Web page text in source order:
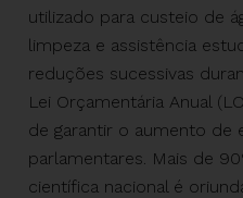
utilizado para custeio de
limpeza e assistência
reduções sucessivas
Lei Orçamentária Anual
de garantir o aumento de
parlamentares. Mais de
científica nacional é